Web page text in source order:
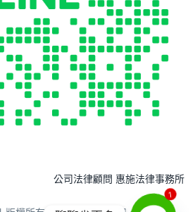
公司法律顧問 惠施法律事務所
1